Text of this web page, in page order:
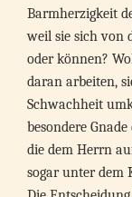
Barmherzigkeit
weil sie sich von
oder können?
daran arbeiten,
Schwachheit
besondere
die dem Herrn
sogar unter dem